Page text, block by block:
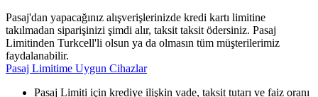
Pasaj'dan yapacağınız alışverişlerinizde kredi kartı limitine
takılmadan siparişinizi şimdi alır, taksit taksit ödersiniz. Pasaj
Limitinden Turkcell'li olsun ya da olmasın tüm müşterilerimiz
faydalanabilir.
Pasaj Limitime Uygun Cihazlar
Pasaj Limiti için krediye ilişkin vade, taksit tutarı ve faiz oranı